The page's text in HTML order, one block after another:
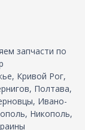
запчасти по
Кривой Рог,
Полтава,
Ивано-
Никополь,